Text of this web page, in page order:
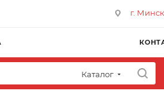
г.
Каталог